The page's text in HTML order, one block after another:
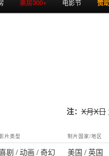
票房300+ 电影节 赞
注：X月X日
片类型 制片国家/地区
剧 / 动画 / 奇幻
美国 / 英国